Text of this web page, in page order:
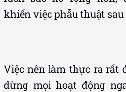
khiến việc phẫu thuật
Việc nên làm thực ra rất
dừng mọi hoạt động